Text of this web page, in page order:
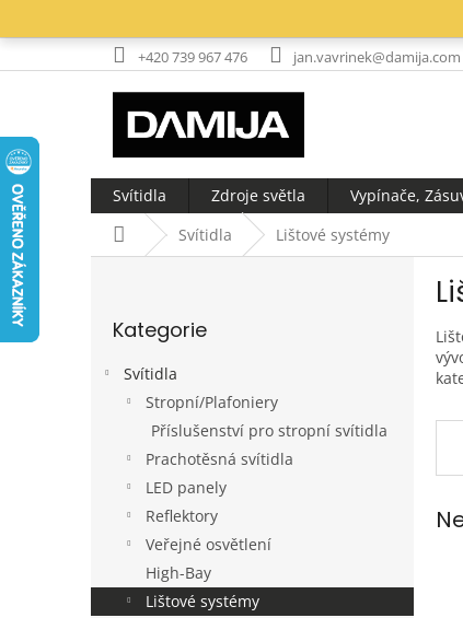
+420 739 967 476
jan.vavrinek@damija.com
Svítidla Zdroje světla Vypínače,
Domů Svítidla Lištové systémy
l
kategorie
Kategorie
Svítidla
Stropní/Plafoniery
Příslušenství pro stropní svítidla
Prachotěsná svítidla
LED panely
Reflektory
Veřejné osvětlení
High-Bay
Lištové systémy